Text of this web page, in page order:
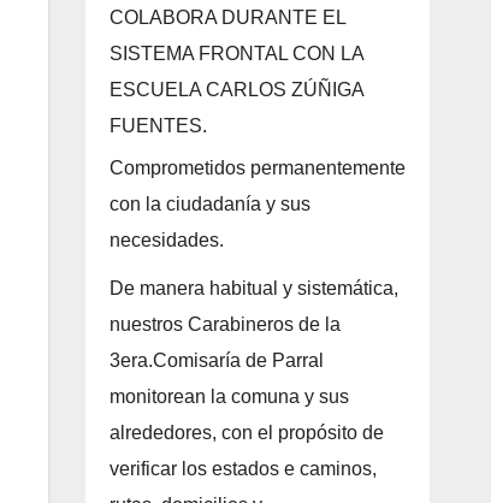
COLABORA DURANTE EL
SISTEMA FRONTAL CON LA
ESCUELA CARLOS ZÚÑIGA
FUENTES.
Comprometidos permanentemente
con la ciudadanía y sus
necesidades.
De manera habitual y sistemática,
nuestros Carabineros de la
3era.Comisaría de Parral
monitorean la comuna y sus
alrededores, con el propósito de
verificar los estados e caminos,